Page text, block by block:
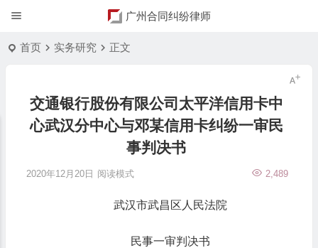
广州合同纠纷律师
首页 实务研究 正文
交通银行股份有限公司太平洋信用卡中
心武汉分中心与邓某信用卡纠纷一审民
事判决书
2020年12月20日 2,489
阅读模式
武汉市武昌区人民法院
民事一审判决书